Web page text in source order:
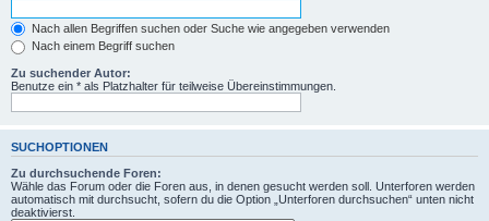
Nach allen Begriffen suchen oder Suche wie angegeben verwenden
Nach einem Begriff suchen
Zu suchender Autor:
Benutze ein * als Platzhalter für teilweise Übereinstimmungen.
SUCHOPTIONEN
Zu durchsuchende Foren:
Wähle das Forum oder die Foren aus, in denen gesucht werden soll. Unterforen werden
automatisch mit durchsucht, sofern du die Option „Unterforen durchsuchen“ unten nicht
deaktivierst.